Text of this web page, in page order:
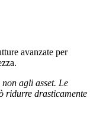
avanzate per
agli asset. Le
ridurre drasticamente